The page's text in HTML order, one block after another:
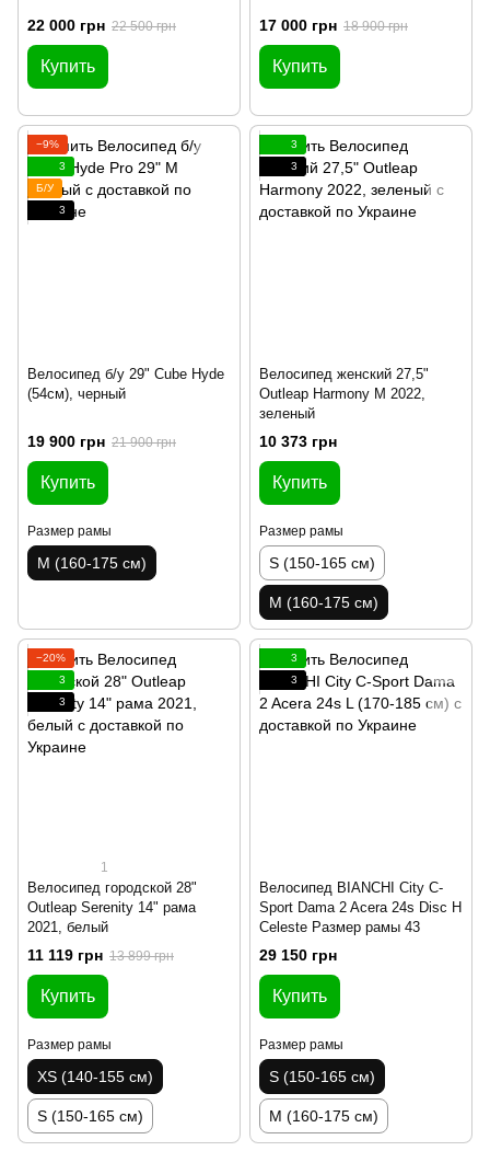
22 000 грн 22 500 грн
Купить
17 000 грн 18 900 грн
Купить
−9%
3
Б/У
3
Велосипед б/у 29" Cube Hyde
(54см), черный
19 900 грн 21 900 грн
Купить
Размер рамы
M (160-175 см)
3
3
Велосипед женский 27,5"
Outleap Harmony M 2022,
зеленый
10 373 грн
Купить
Размер рамы
S (150-165 см)
M (160-175 см)
−20%
3
3
1
Велосипед городской 28"
Outleap Serenity 14" рама
2021, белый
11 119 грн 13 899 грн
Купить
Размер рамы
XS (140-155 см)
S (150-165 см)
3
3
Велосипед BIANCHI City C-
Sport Dama 2 Acera 24s Disc H
Celeste Размер рамы 43
29 150 грн
Купить
Размер рамы
S (150-165 см)
M (160-175 см)